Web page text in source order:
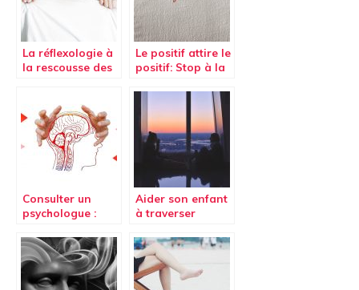
La réflexologie à
la rescousse des
Le positif attire le
positif: Stop à la
Consulter un
psychologue :
Aider son enfant
à traverser